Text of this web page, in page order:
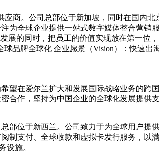
应商。公司总部位于新加坡，同时在国内
为全球企业提供一站式数字媒体整合营销
展的同时，把员工的价值实现放在第一
品牌全球化 企业愿景（Vision）：快速
望在爱尔兰扩大和发展国际战略业务的跨
合作，坚持为中国企业的全球化发展提供
部位于新西兰。公司致力于为全球用户
制支付、全球收款和虚拟卡发行服务，
设施‌。